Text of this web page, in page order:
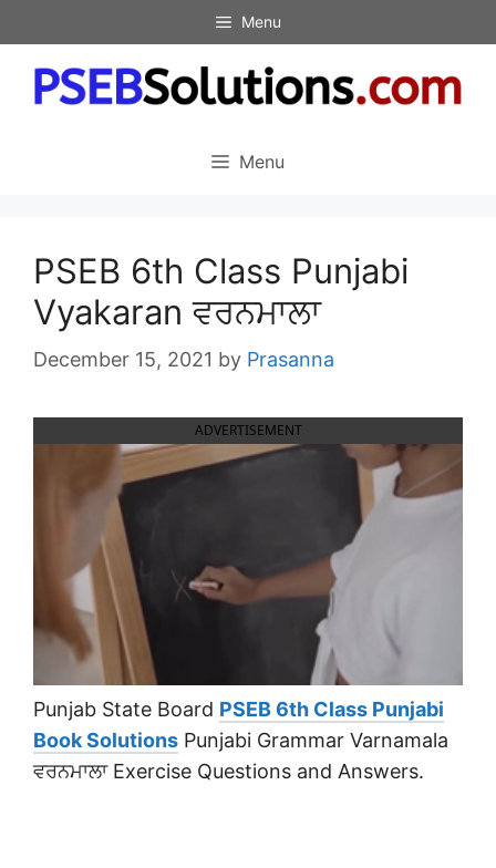
to
content
Menu
Menu
PSEB 6th Class Punjabi
Vyakaran ਵਰਨਮਾਲਾ
December 15, 2021 by Prasanna
ADVERTISEMENT
Punjab State Board PSEB 6th Class Punjabi
Book Solutions Punjabi Grammar Varnamala
ਵਰਨਮਾਲਾ Exercise Questions and Answers.